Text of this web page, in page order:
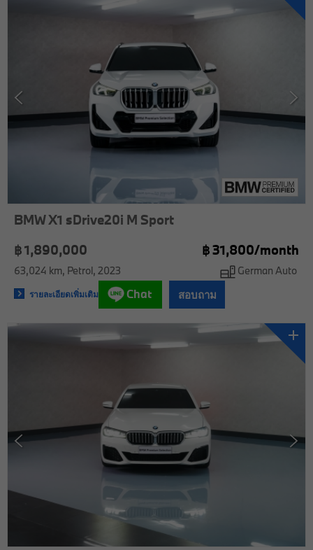
BMW X1 sDrive20i M Sport
฿ 1,890,000
฿31,800/month
63,024 km Petrol 2023 German Auto
รายละเอียดเพิ่มเติม Chat สอบถาม